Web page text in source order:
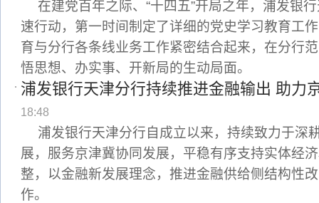
在建党百年之际、“十四五”开局之年，浦发银
速行动，第一时间制定了详细的党史学习教育工
育与分行各条线业务工作紧密结合起来，在分行
悟思想、办实事、开新局的生动局面。
浦发银行天津分行持续推进金融输出 助力
18:48
浦发银行天津分行自成立以来，持续致力于深
展，服务京津冀协同发展，平稳有序支持实体经
整，以金融新发展理念，推进金融供给侧结构性
作。